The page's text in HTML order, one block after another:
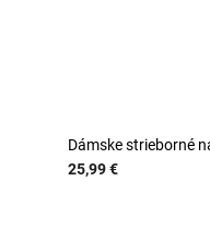
Dámske strieborné
25,99 €